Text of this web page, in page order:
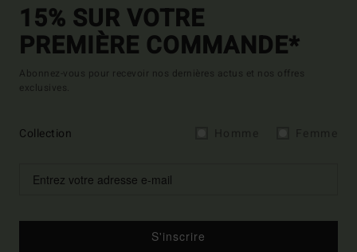
15% SUR VOTRE
PREMIÈRE COMMANDE*
Abonnez-vous pour recevoir nos dernières actus et nos offres
exclusives.
Collection
S'inscrire